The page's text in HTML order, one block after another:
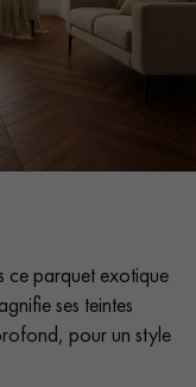
PARQUET FUMÉ
ce parquet exotique
ses teintes
pour un style